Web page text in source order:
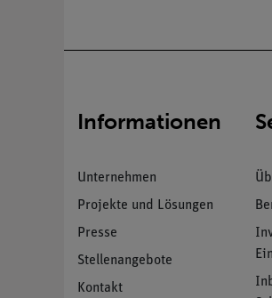
Informationen
Unternehmen
Projekte und Lösungen
Presse
Stellenangebote
Kontakt